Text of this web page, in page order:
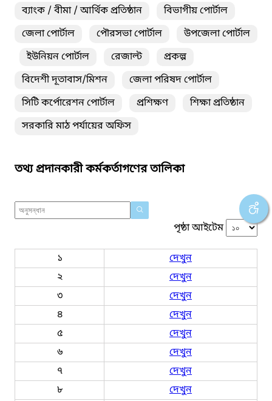
ব্যাংক / বীমা / আর্থিক প্রতিষ্ঠান
বিভাগীয় পোর্টাল
জেলা পোর্টাল
পৌরসভা পোর্টাল
উপজেলা পোর্টাল
ইউনিয়ন পোর্টাল
রেজাল্ট
প্রকল্প
বিদেশী দূতাবাস/মিশন
জেলা পরিষদ পোর্টাল
সিটি কর্পোরেশন পোর্টাল
প্রশিক্ষণ
শিক্ষা প্রতিষ্ঠান
সরকারি মাঠ পর্যায়ের অফিস
তথ্য প্রদানকারী কর্মকর্তাগণের তালিকা
পৃষ্ঠা আইটেম
১
দেখুন
২
দেখুন
৩
দেখুন
৪
দেখুন
৫
দেখুন
৬
দেখুন
৭
দেখুন
৮
দেখুন